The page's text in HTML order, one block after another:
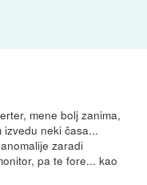
mene bolj zanima,
neki časa...
zaradi
pa te fore... kao